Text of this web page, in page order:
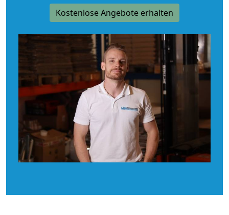
Kostenlose Angebote erhalten